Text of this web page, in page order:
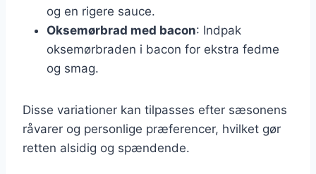
og en rigere sauce.
Oksemørbrad med bacon: Indpak
oksemørbraden i bacon for ekstra fedme
og smag.
Disse variationer kan tilpasses efter sæsonens
råvarer og personlige præferencer, hvilket gør
retten alsidig og spændende.